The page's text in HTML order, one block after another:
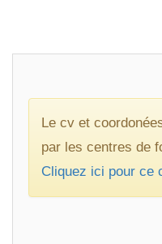
Le cv et
par les centres de
Cliquez ici pour ce